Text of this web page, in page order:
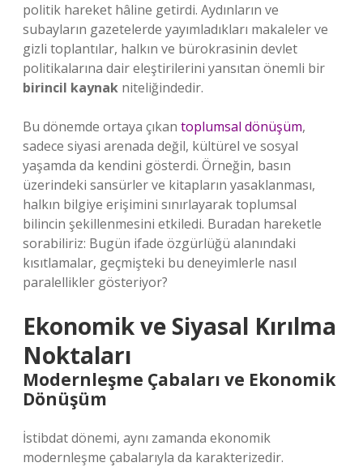
politik hareket hâline getirdi. Aydınların ve
subayların gazetelerde yayımladıkları makaleler ve
gizli toplantılar, halkın ve bürokrasinin devlet
politikalarına dair eleştirilerini yansıtan önemli bir
birincil kaynak niteliğindedir.
Bu dönemde ortaya çıkan toplumsal dönüşüm,
sadece siyasi arenada değil, kültürel ve sosyal
yaşamda da kendini gösterdi. Örneğin, basın
üzerindeki sansürler ve kitapların yasaklanması,
halkın bilgiye erişimini sınırlayarak toplumsal
bilincin şekillenmesini etkiledi. Buradan hareketle
sorabiliriz: Bugün ifade özgürlüğü alanındaki
kısıtlamalar, geçmişteki bu deneyimlerle nasıl
paralellikler gösteriyor?
Ekonomik ve Siyasal Kırılma
Noktaları
Modernleşme Çabaları ve Ekonomik
Dönüşüm
İstibdat dönemi, aynı zamanda ekonomik
modernleşme çabalarıyla da karakterizedir.